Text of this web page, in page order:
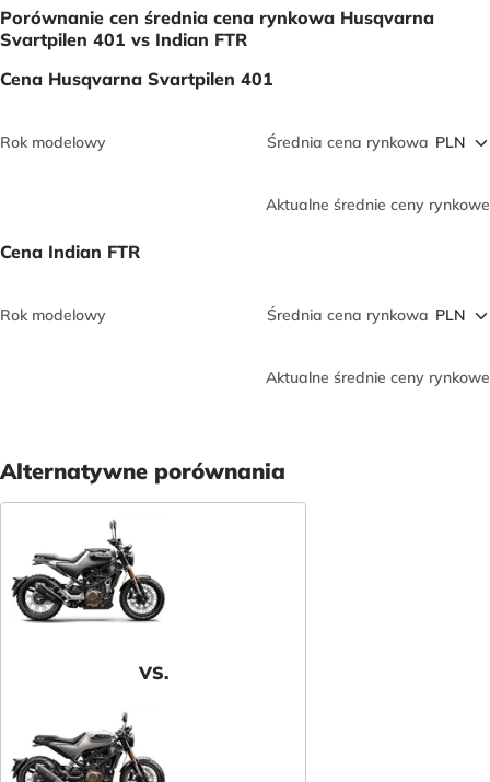
Porównanie cen średnia cena rynkowa Husqvarna
Svartpilen 401 vs Indian FTR
Cena Husqvarna Svartpilen 401
Rok modelowy Średnia cena rynkowa
Aktualne średnie ceny rynkowe
Cena Indian FTR
Rok modelowy Średnia cena rynkowa
Aktualne średnie ceny rynkowe
Alternatywne porównania
VS.